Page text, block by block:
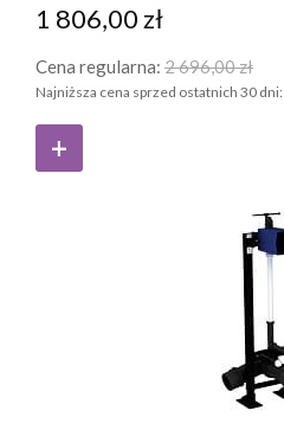
1 806,00 zł
Cena regularna: 2 696,00 zł
Najniższa cena sprzed ostatnich 30 dni: